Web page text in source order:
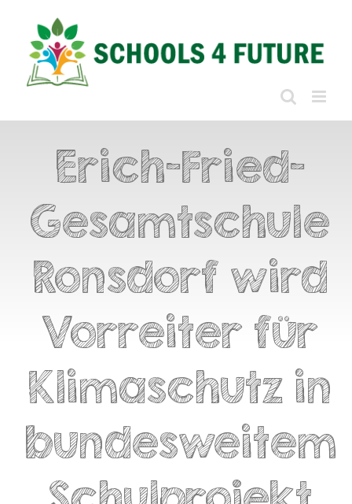
springen
Erich-Fried-
Gesamtschule
Ronsdorf wird
Vorreiter für
Klimaschutz in
bundesweitem